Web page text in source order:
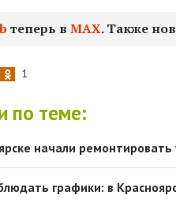
теперь вМАХ. Также
1
по теме:
начали
графики: в